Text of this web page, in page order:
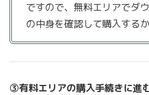
ですので、無料エリアでダ
の中身を確認して購入する
③有料エリアの購入手続きに進